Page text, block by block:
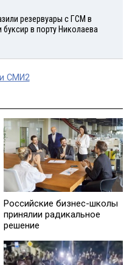
резервуары с ГСМ в
в порту Николаева
СМИ2
Российские бизнес-школы
принялии радикальное
решение